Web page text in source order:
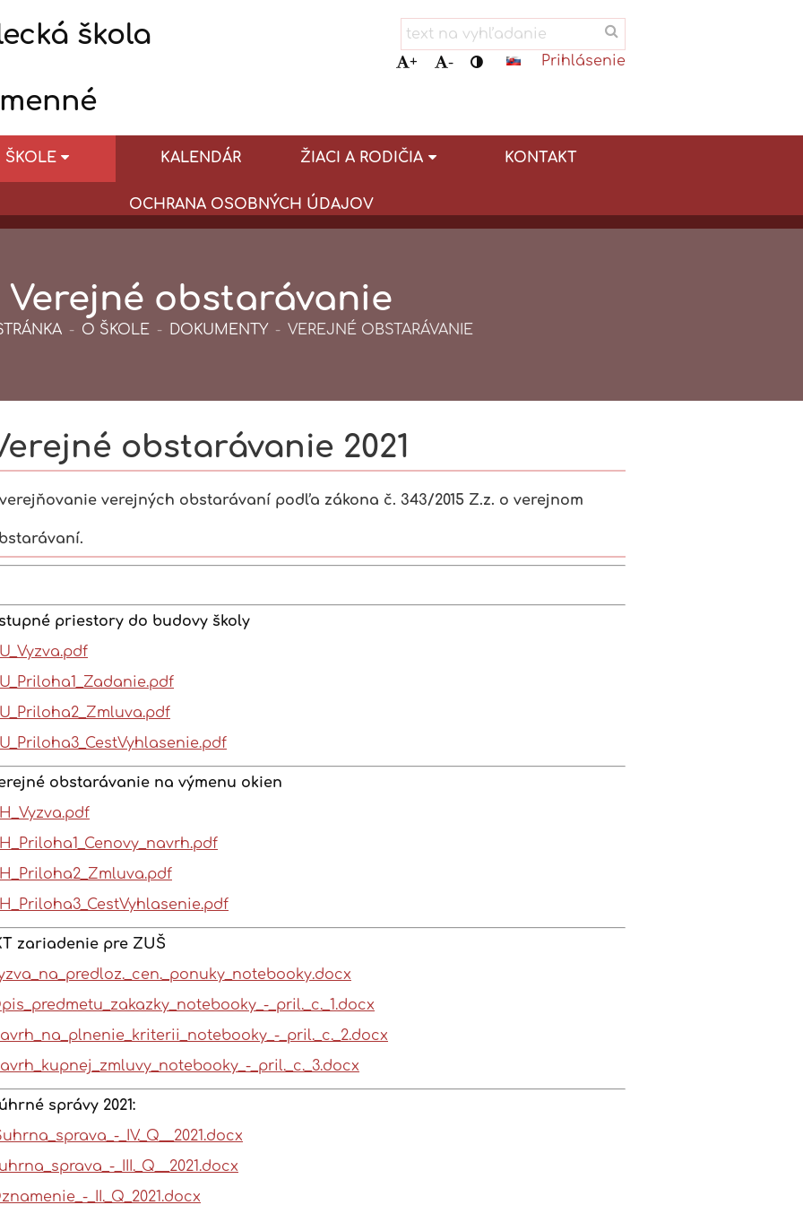
škola
+ - Prihlásenie
ŠKOLE KALENDÁR ŽIACI A RODIČIA KONTAKT
OCHRANA OSOBNÝCH ÚDAJOV
Verejné obstarávanie
- O ŠKOLE - DOKUMENTY - VEREJNÉ OBSTARÁVANIE
obstarávanie 2021
verejných obstarávaní podľa zákona č. 343/2015 Z.z. o verejnom
priestory do budovy školy
obstarávanie na výmenu okien
zariadenie pre ZUŠ
_pril._c._1.docx
_pril._c._2.docx
_pril._c._3.docx
správy 2021:
_IV._Q__2021.docx
_III._Q__2021.docx
_II._Q_2021.docx